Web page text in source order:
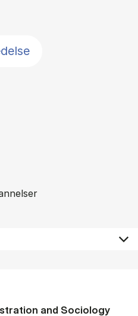
and So­ci­ology